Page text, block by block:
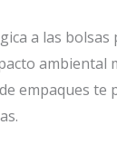
a las bolsas
ambiental
empaques